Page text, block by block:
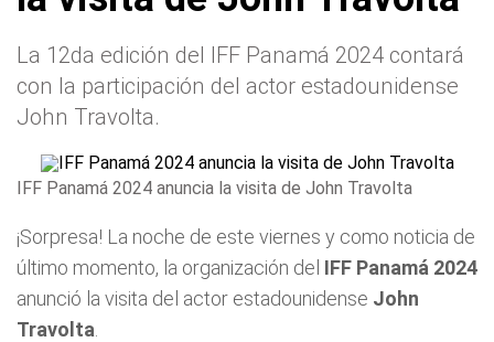
La 12da edición del IFF Panamá 2024 contará
con la participación del actor estadounidense
John Travolta.
IFF Panamá 2024 anuncia la visita de John Travolta
¡Sorpresa! La noche de este viernes y como noticia de
último momento, la organización del IFF Panamá 2024
anunció la visita del actor estadounidense John
Travolta